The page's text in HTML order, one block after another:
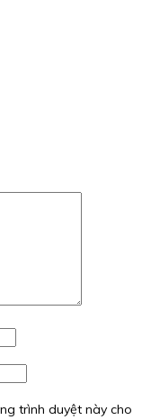
trình duyệt này cho